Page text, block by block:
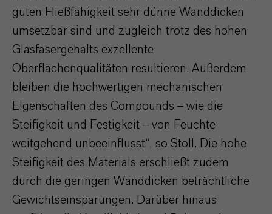
guten Fließfähigkeit sehr dünne Wanddicken
umsetzbar sind und zugleich trotz des hohen
Glasfasergehalts exzellente
Oberflächenqualitäten resultieren. Außerdem
bleiben die hochwertigen mechanischen
Eigenschaften des Compounds – wie die
Steifigkeit und Festigkeit – von Feuchte
weitgehend unbeeinflusst“, so Stoll. Die hohe
Steifigkeit des Materials erschließt zudem
durch die geringen Wanddicken beträchtliche
Gewichtseinsparungen. Darüber hinaus